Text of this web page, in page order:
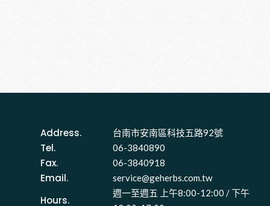
Address. 台南市安南區科技五路92號
Tel. 06-3840890
Fax. 06-3840918
Email. service@geherbs.com.tw
Hours.
週一至週五 上午8:00-12:00 / 下午